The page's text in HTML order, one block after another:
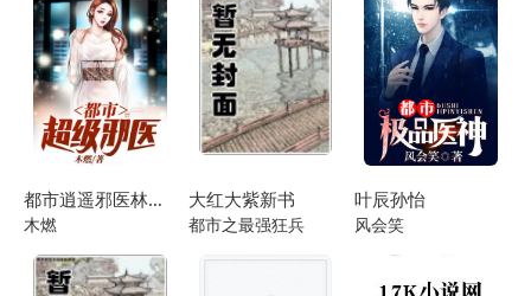
第五十三章 鬼蜮火葬场
第五十四章 我原来是天才？
第五十五章 发一笔小财
第五十六章 轮椅神功
第五十七章 蟠螭经
第五十九章 还得是打药
都市逍遥邪医林辰苏夕然
木燃
大红大紫新书
都市之最强狂兵
叶辰孙怡
风会笑